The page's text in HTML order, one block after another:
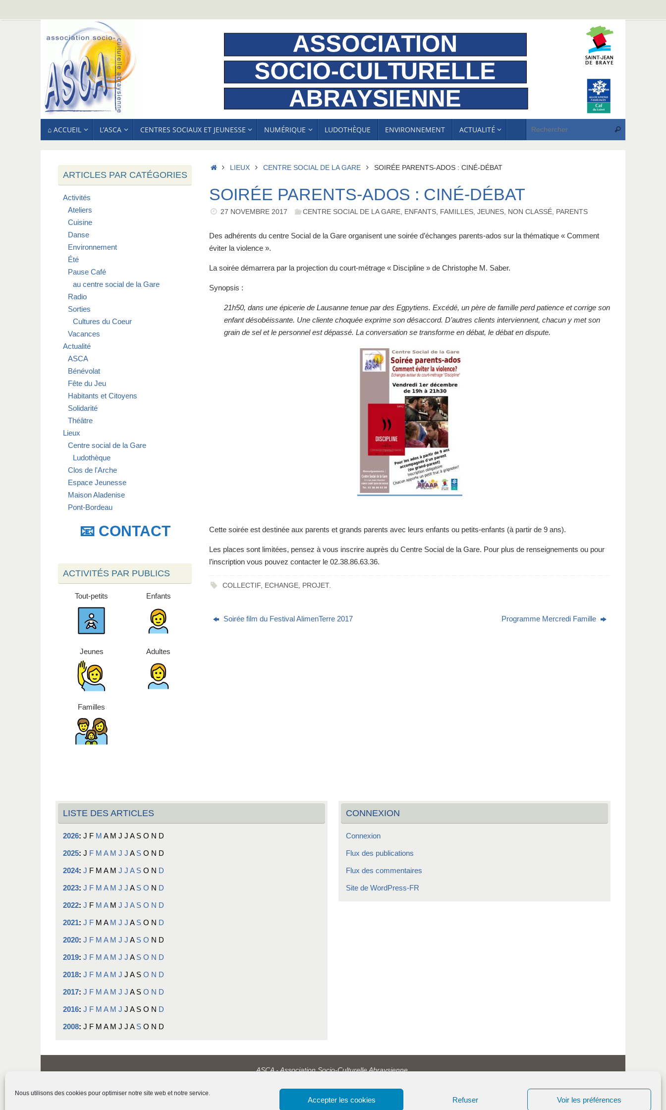
Nous utilisons des cookies pour optimiser notre site web et notre service.
Accepter les cookies Refuser Voir les préférences
au
AU⌂ ACCUEIL L’ASCA CENTRES SOCIAUX ET JEUNESSE NUMÉRIQUE LUDOTHÈQUE ENVIRONNEMENT ACTUALITÉ Rechercher
ACCUEIL
LIEUX CENTRE SOCIAL DE LA GARE SOIRÉE PARENTS-ADOS : CINÉ-DÉBAT
SOIRÉE PARENTS-ADOS : CINÉ-DÉBAT
27 NOVEMBRE 2017 CENTRE SOCIAL DE LA GARE, ENFANTS, FAMILLES,JEUNES, NON CLASSÉ, PARENTS
Des adhérents du centre Social de la Gare organisent une soirée d’échanges parents-ados sur la thématique « Comment
éviter la violence ».
La soirée démarrera par la projection du court-métrage « Discipline » de Christophe M. Saber.
Synopsis :
21h50, dans une épicerie de Lausanne tenue par des Egpytiens. Excédé, un père de famille perd patience et corrige son
enfant désobéissante. Une cliente choquée exprime son désaccord. D’autres clients interviennent, chacun y met son
grain de sel et le personnel est dépassé. La conversation se transforme en débat, le débat en dispute.
Cette soirée est destinée aux parents et grands parents avec leurs enfants ou petits-enfants (à partir de 9 ans).
Les places sont limitées, pensez à vous inscrire auprès du Centre Social de la Gare. Pour plus de renseignements ou pour
l’inscription vous pouvez contacter le 02.38.86.63.36.
COLLECTIF ECHANGE PROJET.
Soirée film du Festival AlimenTerre 2017 Programme Mercredi Famille
ARTICLES PAR CATÉGORIES
Activités
Ateliers
Cuisine
Danse
Environnement
Été
Pause Café
au centre social de la Gare
Radio
Sorties
Cultures du Coeur
Vacances
Actualité
ASCA
Bénévolat
Fête du Jeu
Habitants et Citoyens
Solidarité
Théâtre
Lieux
Centre social de la Gare
Ludothèque
Clos de l'Arche
Espace Jeunesse
Maison Aladenise
Pont-Bordeau
📧 CONTACT
ACTIVITÉS PAR PUBLICS
Tout-petits Enfants
Jeunes Adultes
Familles
LISTE DES ARTICLES
2026: J F M A M J J A S O N D
2025: J F M A M J J A S O N D
2024: J F M A M J J A S O N D
2023: J F M A M J J A S O N D
2022: J F M A M J J A S O N D
2021: J F M A M J J A S O N D
2020: J F M A M J J A S O N D
2019: J F M A M J J A S O N D
2018: J F M A M J J A S O N D
2017: J F M A M J J A S O N D
2016: J F M A M J J A S O N D
2008: J F M A M J J A S O N D
CONNEXION
Connexion
Flux des publications
Flux des commentaires
Site de WordPress-FR
ASCA - Association Socio-Culturelle Abraysienne.